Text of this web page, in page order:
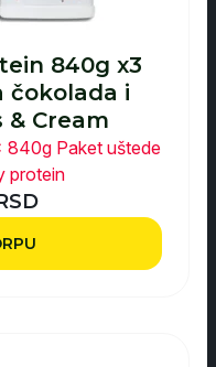
840g x3
čokolada i
& Cream
840g Paket uštede
protein